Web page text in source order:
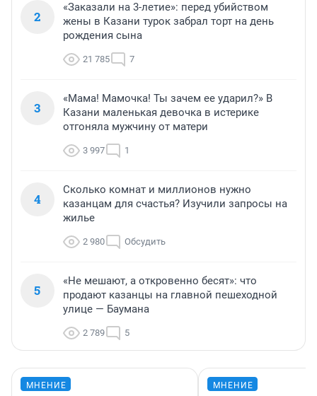
2
«Заказали на 3-летие»: перед убийством
жены в Казани турок забрал торт на день
рождения сына
21 785 7
3
«Мама! Мамочка! Ты зачем ее ударил?» В
Казани маленькая девочка в истерике
отгоняла мужчину от матери
3 997 1
4
Сколько комнат и миллионов нужно
казанцам для счастья? Изучили запросы на
жилье
2 980 Обсудить
5
«Не мешают, а откровенно бесят»: что
продают казанцы на главной пешеходной
улице — Баумана
2 789 5
МНЕНИЕ МНЕНИЕ